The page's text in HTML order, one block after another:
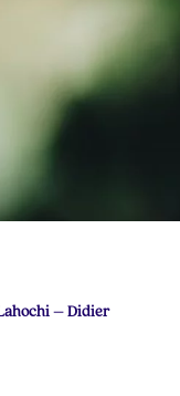
– Didier